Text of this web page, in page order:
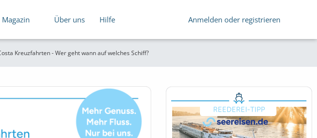
Magazin Über uns Hilfe Anmelden oder registrieren
Kreuzfahrten - Wer geht wann auf welches Schiff?